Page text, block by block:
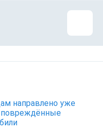
направлено уже
повреждённые